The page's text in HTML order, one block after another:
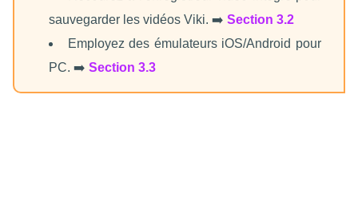
sauvegarder les vidéos Viki. ➡️ Section 3.2
Employez des émulateurs iOS/Android pour
PC. ➡️ Section 3.3